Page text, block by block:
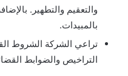
والتعقيم والتطهير.
بالمبيدات.
تراعي الشركة الشروط
التراخيص والضوابط